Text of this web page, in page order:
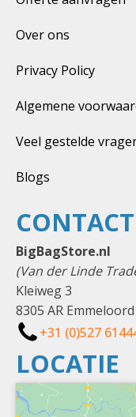
Over ons
Privacy Policy
Algemene
Veel gestelde
Blogs
LOCATIE
CONTACT
BigBagStore.nl
(Van der Linde
Kleiweg 3
8305 AR Emmeloord
+31 (0)527